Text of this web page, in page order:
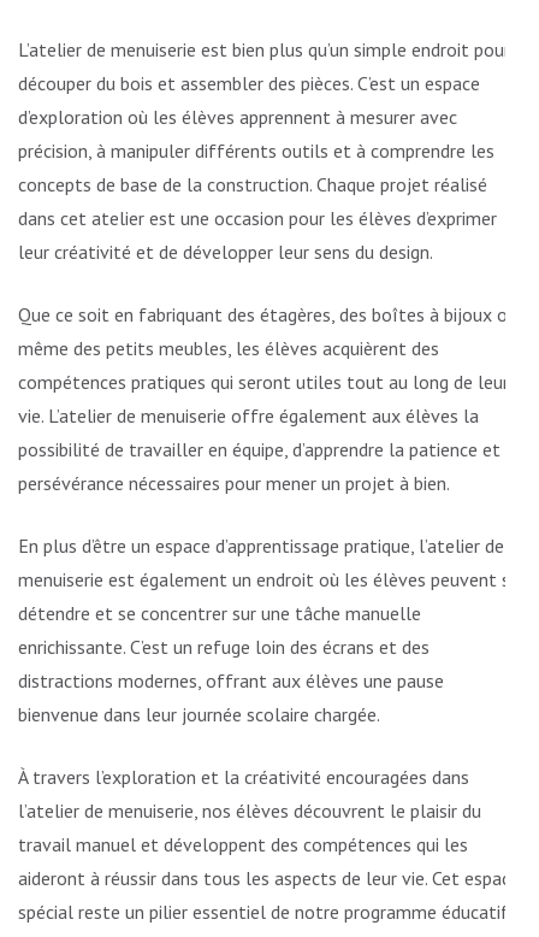
L’atelier de menuiserie est bien plus qu’un simple endroit pour
découper du bois et assembler des pièces. C’est un espace
d’exploration où les élèves apprennent à mesurer avec
précision, à manipuler différents outils et à comprendre les
concepts de base de la construction. Chaque projet réalisé
dans cet atelier est une occasion pour les élèves d’exprimer
leur créativité et de développer leur sens du design.
Que ce soit en fabriquant des étagères, des boîtes à bijoux ou
même des petits meubles, les élèves acquièrent des
compétences pratiques qui seront utiles tout au long de leur
vie. L’atelier de menuiserie offre également aux élèves la
possibilité de travailler en équipe, d’apprendre la patience et la
persévérance nécessaires pour mener un projet à bien.
En plus d’être un espace d’apprentissage pratique, l’atelier de
menuiserie est également un endroit où les élèves peuvent se
détendre et se concentrer sur une tâche manuelle
enrichissante. C’est un refuge loin des écrans et des
distractions modernes, offrant aux élèves une pause
bienvenue dans leur journée scolaire chargée.
À travers l’exploration et la créativité encouragées dans
l’atelier de menuiserie, nos élèves découvrent le plaisir du
travail manuel et développent des compétences qui les
aideront à réussir dans tous les aspects de leur vie. Cet espace
spécial reste un pilier essentiel de notre programme éducatif,